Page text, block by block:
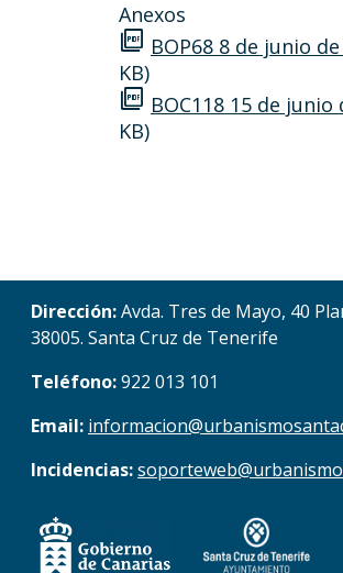
Anexos
picture_as_pdf BOP68 8 de junio
KB)
picture_as_pdf BOC118 15 de junio
KB)
Dirección:Avda. Tres de Mayo, 40
38005. Santa Cruz de Tenerife
Teléfono:922 013 101
Email:
Incidencias: